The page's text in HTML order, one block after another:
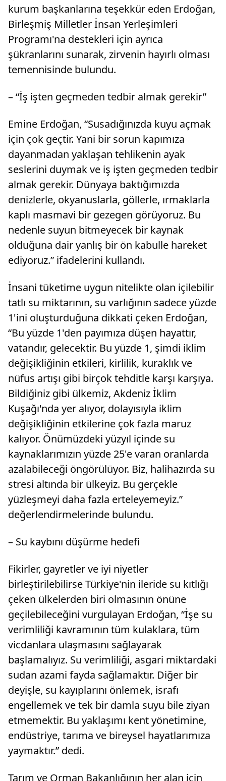
kurum başkanlarına teşekkür eden Erdoğan,
Birleşmiş Milletler İnsan Yerleşimleri
Programı'na destekleri için ayrıca
şükranlarını sunarak, zirvenin hayırlı olması
temennisinde bulundu.
– “İş işten geçmeden tedbir almak gerekir”
Emine Erdoğan, “Susadığınızda kuyu açmak
için çok geçtir. Yani bir sorun kapımıza
dayanmadan yaklaşan tehlikenin ayak
seslerini duymak ve iş işten geçmeden tedbir
almak gerekir. Dünyaya baktığımızda
denizlerle, okyanuslarla, göllerle, ırmaklarla
kaplı masmavi bir gezegen görüyoruz. Bu
nedenle suyun bitmeyecek bir kaynak
olduğuna dair yanlış bir ön kabulle hareket
ediyoruz.” ifadelerini kullandı.
İnsani tüketime uygun nitelikte olan içilebilir
tatlı su miktarının, su varlığının sadece yüzde
1'ini oluşturduğuna dikkati çeken Erdoğan,
“Bu yüzde 1'den payımıza düşen hayattır,
vatandır, gelecektir. Bu yüzde 1, şimdi iklim
değişikliğinin etkileri, kirlilik, kuraklık ve
nüfus artışı gibi birçok tehditle karşı karşıya.
Bildiğiniz gibi ülkemiz, Akdeniz İklim
Kuşağı'nda yer alıyor, dolayısıyla iklim
değişikliğinin etkilerine çok fazla maruz
kalıyor. Önümüzdeki yüzyıl içinde su
kaynaklarımızın yüzde 25'e varan oranlarda
azalabileceği öngörülüyor. Biz, halihazırda su
stresi altında bir ülkeyiz. Bu gerçekle
yüzleşmeyi daha fazla erteleyemeyiz.”
değerlendirmelerinde bulundu.
– Su kaybını düşürme hedefi
Fikirler, gayretler ve iyi niyetler
birleştirilebilirse Türkiye'nin ileride su kıtlığı
çeken ülkelerden biri olmasının önüne
geçilebileceğini vurgulayan Erdoğan, “İşe su
verimliliği kavramının tüm kulaklara, tüm
vicdanlara ulaşmasını sağlayarak
başlamalıyız. Su verimliliği, asgari miktardaki
sudan azami fayda sağlamaktır. Diğer bir
deyişle, su kayıplarını önlemek, israfı
engellemek ve tek bir damla suyu bile ziyan
etmemektir. Bu yaklaşımı kent yönetimine,
endüstriye, tarıma ve bireysel hayatlarımıza
yaymaktır.” dedi.
Tarım ve Orman Bakanlığının her alan için